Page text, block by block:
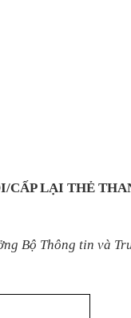
LẠI THẺ
Bộ Thông tin và